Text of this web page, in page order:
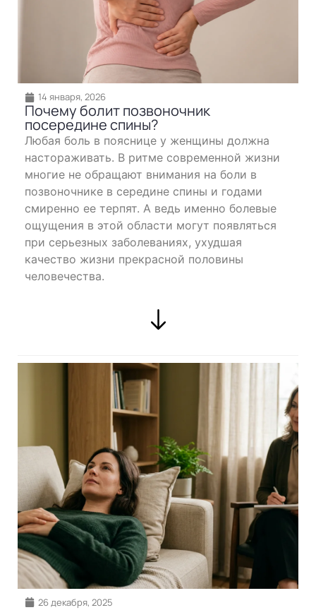
14 января, 2026
Почему болит позвоночник
посередине спины?
Любая боль в пояснице у женщины должна
настораживать. В ритме современной жизни
многие не обращают внимания на боли в
позвоночнике в середине спины и годами
смиренно ее терпят. А ведь именно болевые
ощущения в этой области могут появляться
при серьезных заболеваниях, ухудшая
качество жизни прекрасной половины
человечества.
26 декабря, 2025